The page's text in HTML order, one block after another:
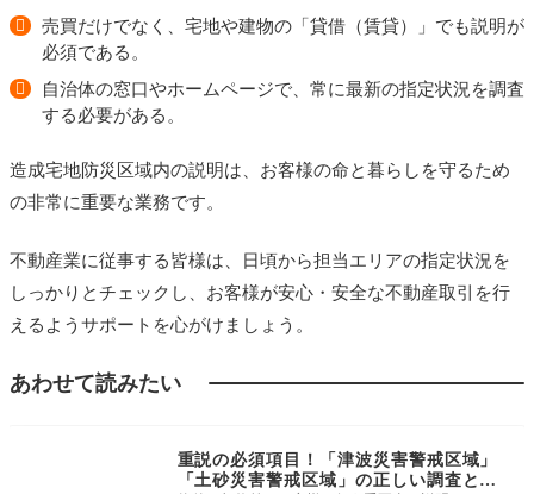
売買だけでなく、宅地や建物の「貸借（賃貸）」でも説明が
必須である。
自治体の窓口やホームページで、常に最新の指定状況を調査
する必要がある。
造成宅地防災区域内の説明は、お客様の命と暮らしを守るため
の非常に重要な業務です。
不動産業に従事する皆様は、日頃から担当エリアの指定状況を
しっかりとチェックし、お客様が安心・安全な不動産取引を行
えるようサポートを心がけましょう。
あわせて読みたい
重説の必須項目！「津波災害警戒区域」
「土砂災害警戒区域」の正しい調査と説